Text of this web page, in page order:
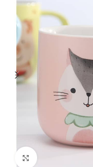
Clic para ampliar